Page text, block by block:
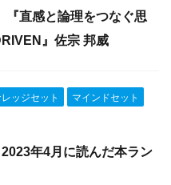
『直感と論理をつなぐ思
』佐宗 邦威
ッジセット
マインドセット
2023年4月に読んだ本ラン